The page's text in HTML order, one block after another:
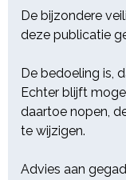
De bijzondere
deze publicatie
De bedoeling is,
Echter blijft
daartoe nopen,
te wijzigen.
Advies aan